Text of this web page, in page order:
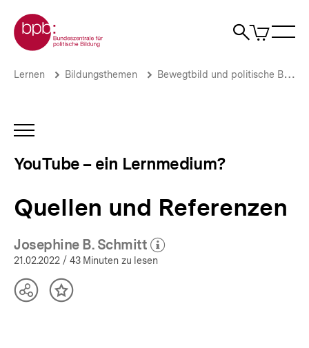
zum
Seiteninhalt
springen
Zur Startseite der bpb
Suche
Artikel
im
Quellen
YouTube
Lernmedium?
Brotkrümelnavigation
Pfadnavigation
Lernen Bildungsthemen Bewegtbild und politische Bildung
INHALTSNAVIGATION
YouTube – ein Lernmedium?
Quellen und Referenzen
Josephine B. Schmitt
(Mehr zum Autor)
öffnen
21.02.2022 / 43 Minuten zu lesen
TeilenInhalt